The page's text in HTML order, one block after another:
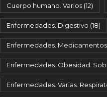
Cuerpo humano. Varios (12)
Enfermedades. Digestivo (18)
Enfermedades.
Enfermedades. Obesidad.
Enfermedades. Varias.